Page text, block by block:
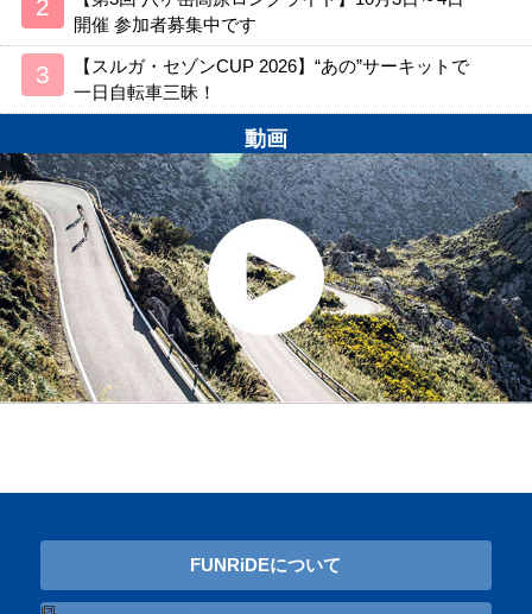
開催 参加者募集中です
【スルガ・セゾンCUP 2026】“あの”サーキットで
一日自転車三昧！
動画
FUNRiDEについて